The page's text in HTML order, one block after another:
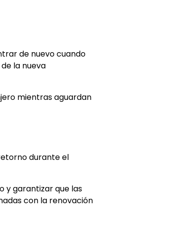
de nuevo cuando
la nueva
mientras aguardan
durante el
y garantizar que las
con la renovación